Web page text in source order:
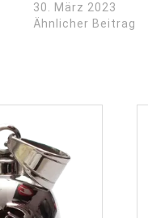
30. März 2023
Ähnlicher Beitrag